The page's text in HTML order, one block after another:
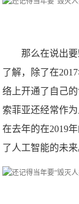
那么在说出
了解，除了在
络上开通了自己
索菲亚还经常作
在去年的在2019
了人工智能的未来